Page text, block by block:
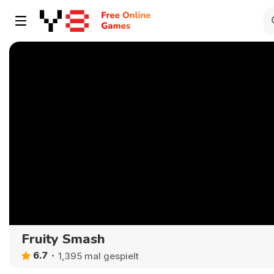
Fruity Smash
6.7 1,395 mal gespielt